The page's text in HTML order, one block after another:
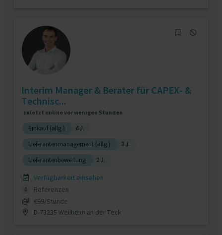
Interim Manager & Berater für CAPEX- &
Technisc...
zuletzt online vor wenigen Stunden
Einkauf (allg.)
4 J.
Lieferantenmanagement (allg.)
3 J.
Lieferantenbewertung
2 J.
Verfügbarkeit einsehen
0
Referenzen
€99/Stunde
D-73235 Weilheim an der Teck